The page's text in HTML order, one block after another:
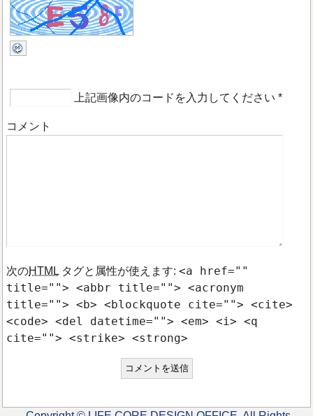
上記画像内のコードを入力してください *
コメント
次のHTMLタグと属性が使えます:<a href=""
title=""> <abbr title=""> <acronym
title=""> <b> <blockquote cite=""> <cite>
<code> <del datetime=""> <em> <i> <q
cite=""> <strike> <strong>